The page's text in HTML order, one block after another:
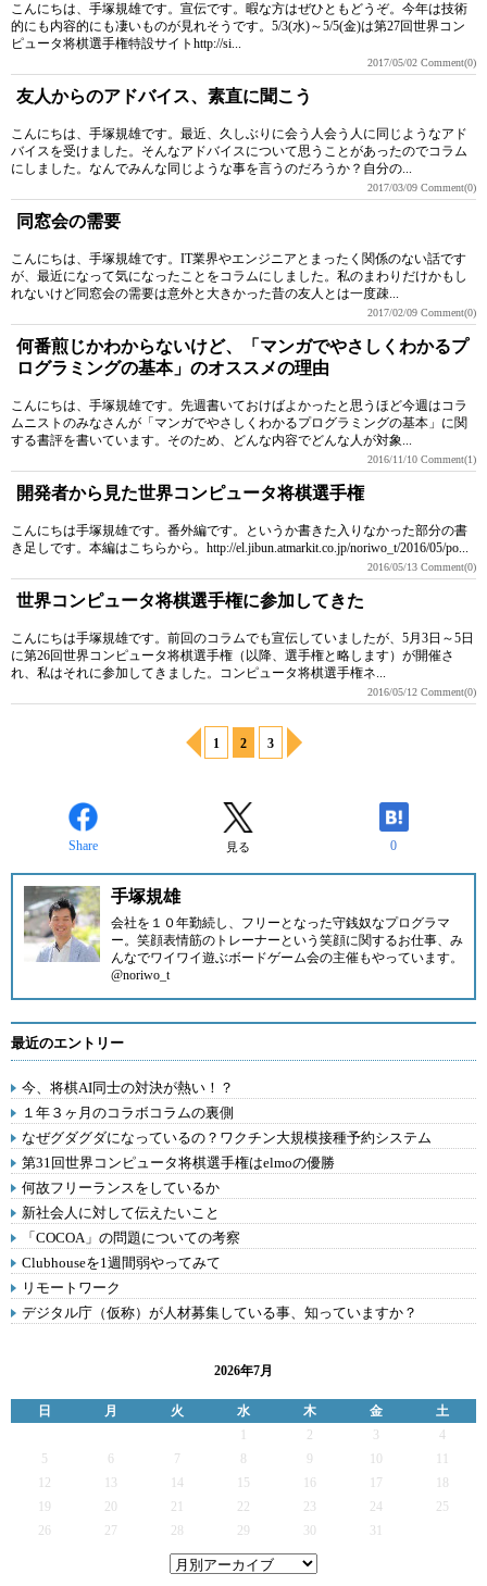
こんにちは、手塚規雄です。宣伝です。暇な方はぜひともどうぞ。今年は技術
的にも内容的にも凄いものが見れそうです。5/3(水)～5/5(金)は第27回世界コン
ピュータ将棋選手権特設サイトhttp://si...
2017/05/02 Comment(0)
友人からのアドバイス、素直に聞こう
こんにちは、手塚規雄です。最近、久しぶりに会う人会う人に同じようなアド
バイスを受けました。そんなアドバイスについて思うことがあったのでコラム
にしました。なんでみんな同じような事を言うのだろうか？自分の...
2017/03/09 Comment(0)
同窓会の需要
こんにちは、手塚規雄です。IT業界やエンジニアとまったく関係のない話です
が、最近になって気になったことをコラムにしました。私のまわりだけかもし
れないけど同窓会の需要は意外と大きかった昔の友人とは一度疎...
2017/02/09 Comment(0)
何番煎じかわからないけど、「マンガでやさしくわかるプ
ログラミングの基本」のオススメの理由
こんにちは、手塚規雄です。先週書いておけばよかったと思うほど今週はコラ
ムニストのみなさんが「マンガでやさしくわかるプログラミングの基本」に関
する書評を書いています。そのため、どんな内容でどんな人が対象...
2016/11/10 Comment(1)
開発者から見た世界コンピュータ将棋選手権
こんにちは手塚規雄です。番外編です。というか書きた入りなかった部分の書
き足しです。本編はこちらから。http://el.jibun.atmarkit.co.jp/noriwo_t/2016/05/po...
2016/05/13 Comment(0)
世界コンピュータ将棋選手権に参加してきた
こんにちは手塚規雄です。前回のコラムでも宣伝していましたが、5月3日～5日
に第26回世界コンピュータ将棋選手権（以降、選手権と略します）が開催さ
れ、私はそれに参加してきました。コンピュータ将棋選手権ネ...
2016/05/12 Comment(0)
1 2 3
Share 見る 0
手塚規雄
会社を１０年勤続し、フリーとなった守銭奴なプログラマ
ー。笑顔表情筋のトレーナーという笑顔に関するお仕事、み
んなでワイワイ遊ぶボードゲーム会の主催もやっています。
@noriwo_t
最近のエントリー
今、将棋AI同士の対決が熱い！？
１年３ヶ月のコラボコラムの裏側
なぜグダグダになっているの？ワクチン大規模接種予約システム
第31回世界コンピュータ将棋選手権はelmoの優勝
何故フリーランスをしているか
新社会人に対して伝えたいこと
「COCOA」の問題についての考察
Clubhouseを1週間弱やってみて
リモートワーク
デジタル庁（仮称）が人材募集している事、知っていますか？
2026年7月
日 月 火 水 木 金
土
2 3
4
5
6 7 9
12
13 14 15 16 17
19
20 21 22 23 24
25
26
27 28 29 30 31